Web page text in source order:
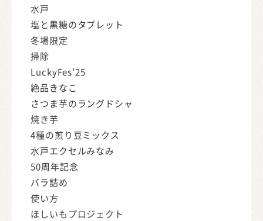
水戸
塩と黒糖のタブレット
冬場限定
掃除
LuckyFes’25
絶品きなこ
さつま芋のラングドシャ
焼き芋
4種の煎り豆ミックス
水戸エクセルみなみ
50周年記念
バラ詰め
使い方
ほしいもプロジェクト